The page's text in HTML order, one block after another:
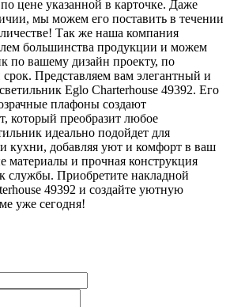
цене указанной в карточке. Даже
мы можем его поставить в течении
Так же наша компания
большинства продукции и можем
по вашему дизайн проекту, по
срок. Представляем вам элегантный и
Eglo Charterhouse 49392. Его
плафоны создают
который преобразит любое
идеально подойдет для
кухни, добавляя уют и комфорт в ваш
материалы и прочная конструкция
службы. Приобретите накладной
49392 и создайте уютную
уже сегодня!